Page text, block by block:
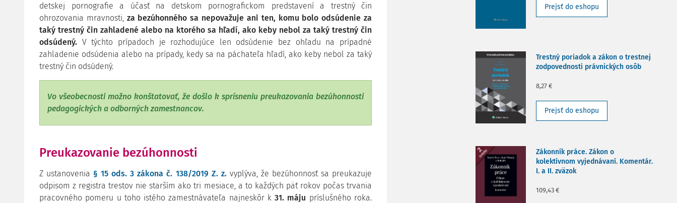
detskej pornografie a účasť na detskom pornografickom predstavení a trestný čin
ohrozovania mravnosti, za bezúhonného sa nepovažuje ani ten, komu bolo odsúdenie za
taký trestný čin zahladené alebo na ktorého sa hľadí, ako keby nebol za taký trestný čin
odsúdený. V týchto prípadoch je rozhodujúce len odsúdenie bez ohľadu na prípadné
zahladenie odsúdenia alebo na prípady, kedy sa na páchateľa hľadí, ako keby nebol za taký
trestný čin odsúdený.
Vo všeobecnosti možno konštatovať, že došlo k sprísneniu preukazovania bezúhonnosti
pedagogických a odborných zamestnancov.
Preukazovanie bezúhonnosti
Z ustanovenia § 15 ods. 3 zákona č. 138/2019 Z. z. vyplýva, že bezúhonnosť sa preukazuje
odpisom z registra trestov nie starším ako tri mesiace, a to každých päť rokov počas trvania
pracovného pomeru u toho istého zamestnávateľa najneskôr k31. máju príslušného roka.
Prejsť do eshopu
Trestný poriadok a zákon o trestnej
zodpovednosti právnických osôb
8,27 €
Prejsť do eshopu
Zákonník práce. Zákon o
kolektívnom vyjednávaní. Komentár.
I. a II. zväzok
109,43 €